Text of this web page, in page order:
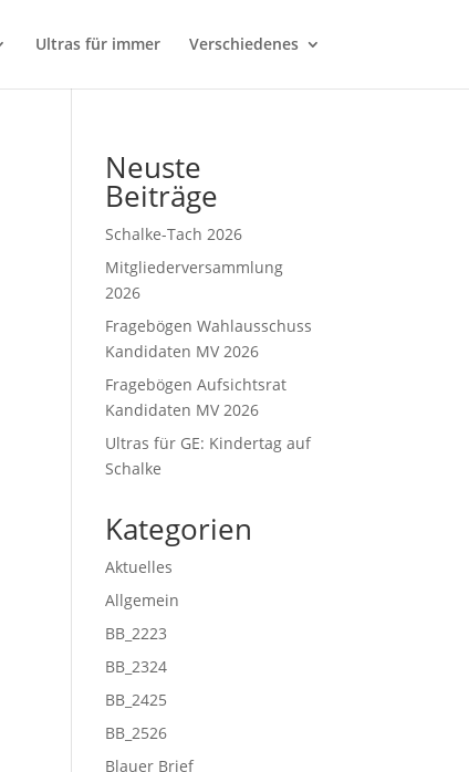
Ultras für immer Verschiedenes
Neuste
Beiträge
Schalke-Tach 2026
Mitgliederversammlung
2026
Fragebögen Wahlausschuss
Kandidaten MV 2026
Fragebögen Aufsichtsrat
Kandidaten MV 2026
Ultras für GE: Kindertag auf
Schalke
Kategorien
Aktuelles
Allgemein
BB_2223
BB_2324
BB_2425
BB_2526
Blauer Brief